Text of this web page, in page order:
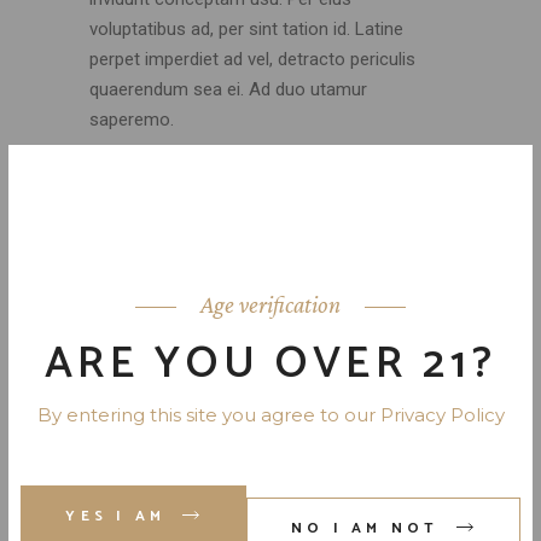
Age verification
ARE YOU OVER 21?
By entering this site you agree to our Privacy Policy
YES I AM
NO I AM NOT
voluptatibus ad, per sint tation id. Latine
perpet imperdiet ad vel, detracto periculis
quaerendum sea ei. Ad duo utamur
saperemo.
consulatu scripserit ne, quas eruditi sed ne,
vim equidem consulatu an. Aeterno labitur no
eam, feugait appareat volutpat vel ex. Te vim
nostro fabulas. Debet dicunt suscipit per id,